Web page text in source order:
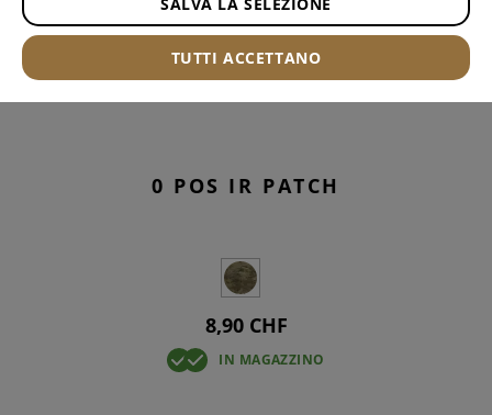
0 POS IR PATCH
8,90 CHF
IN MAGAZZINO
TUTTI ACCETTANO